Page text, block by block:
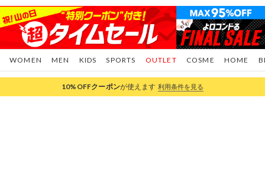
WOMEN MEN KIDS SPORTS COSME HOME
OUTLET
10%OFFクーポンが使えます 利用条件を見る